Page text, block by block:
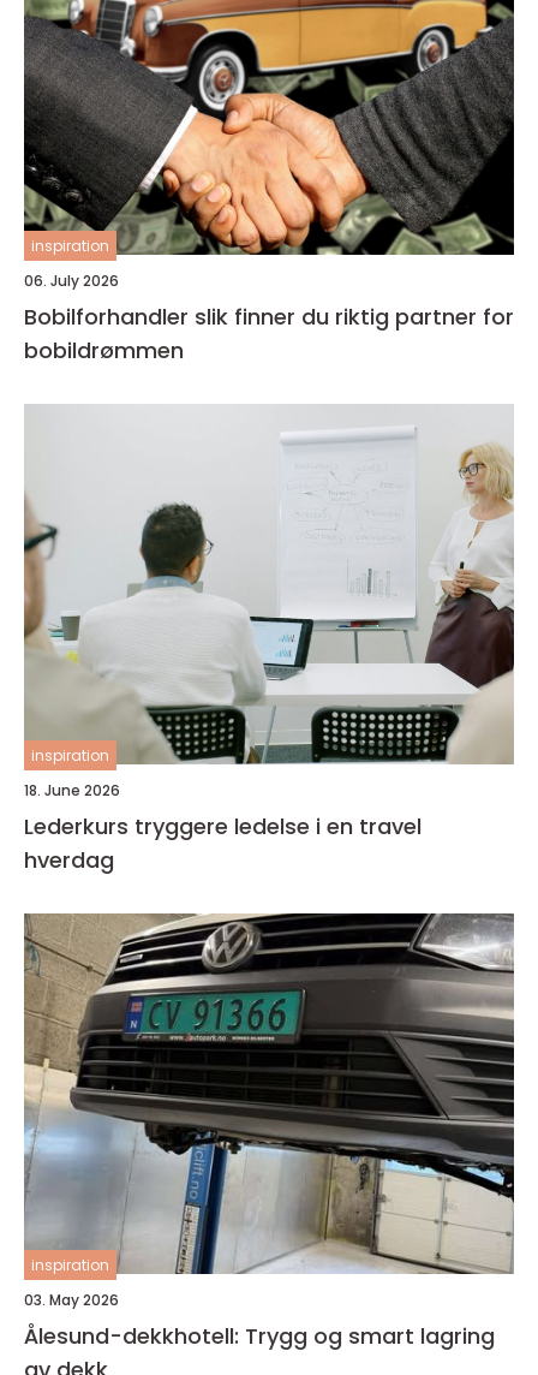
inspiration
06. July 2026
Bobilforhandler slik finner du riktig partner for
bobildrømmen
inspiration
18. June 2026
Lederkurs tryggere ledelse i en travel
hverdag
inspiration
03. May 2026
Ålesund-dekkhotell: Trygg og smart lagring